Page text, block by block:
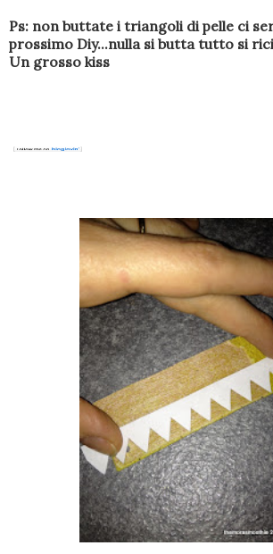
Ps: non buttate i triangoli di pelle ci
prossimo Diy...nulla si butta tutto si
Un grosso kiss